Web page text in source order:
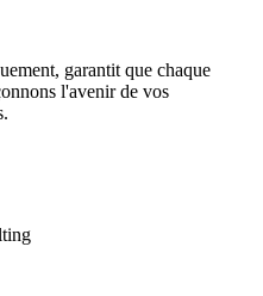
garantit que chaque
l'avenir de vos